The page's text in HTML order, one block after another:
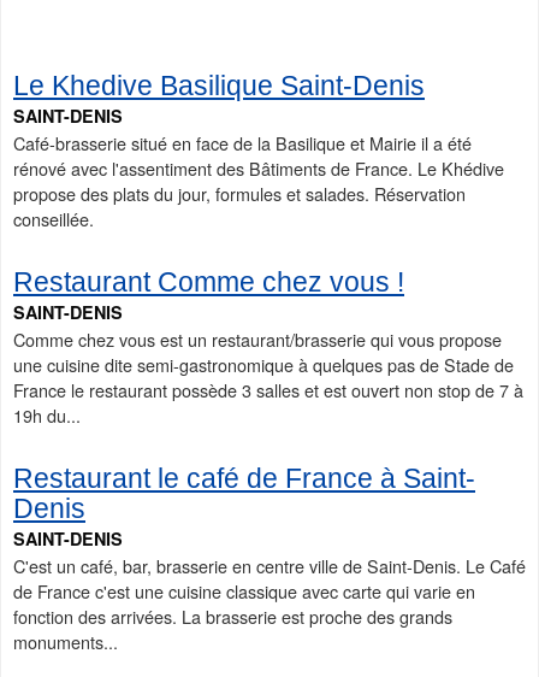
Le Khedive Basilique Saint-Denis
SAINT-DENIS
Café-brasserie situé en face de la Basilique et Mairie il a été
rénové avec l'assentiment des Bâtiments de France. Le Khédive
propose des plats du jour, formules et salades. Réservation
conseillée.
Restaurant Comme chez vous !
SAINT-DENIS
Comme chez vous est un restaurant/brasserie qui vous propose
une cuisine dite semi-gastronomique à quelques pas de Stade de
France le restaurant possède 3 salles et est ouvert non stop de 7 à
19h du...
Restaurant le café de France à Saint-
Denis
SAINT-DENIS
C'est un café, bar, brasserie en centre ville de Saint-Denis. Le Café
de France c'est une cuisine classique avec carte qui varie en
fonction des arrivées. La brasserie est proche des grands
monuments...